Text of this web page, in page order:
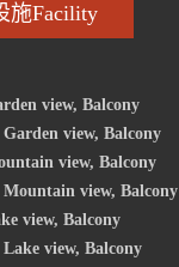
施Facility
view, Balcony
view, Balcony
view, Balcony
view, Balcony
view, Balcony
view, Balcony